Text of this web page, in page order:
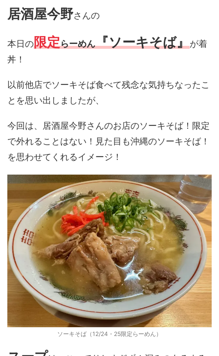
居酒屋今野さんの
本日の限定らーめん『ソーキそば』が着
丼！
以前他店でソーキそば食べて残念な気持ちなったこ
とを思い出しましたが、
今回は、居酒屋今野さんのお店のソーキそば！限定
で外れることはない！見た目も沖縄のソーキそば！
を思わせてくれるイメージ！
ソーキそば（12/24・25限定らーめん）